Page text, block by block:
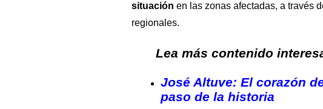
situación en las zonas afectadas, a través
regionales.
Lea más contenido
José Altuve: El corazón
paso de la historia